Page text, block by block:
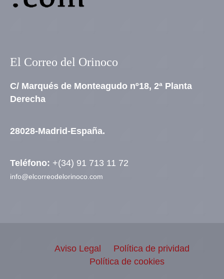
El Correo del Orinoco
C/ Marqués de Monteagudo nº18, 2ª Planta
Derecha
28028-Madrid-España.
Teléfono: +(34) 91 713 11 72
info@elcorreodelorinoco.com
Aviso Legal
Política de prividad
Política de cookies